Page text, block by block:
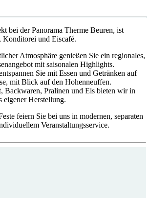
bei der Panorama Therme Beuren, ist
Konditorei und Eiscafé.
Atmosphäre genießen Sie ein regionales,
mit saisonalen Highlights.
Sie mit Essen und Getränken auf
mit Blick auf den Hohenneuffen.
Backwaren, Pralinen und Eis bieten wir in
eigener Herstellung.
feiern Sie bei uns in modernen, separaten
Veranstaltungsservice.